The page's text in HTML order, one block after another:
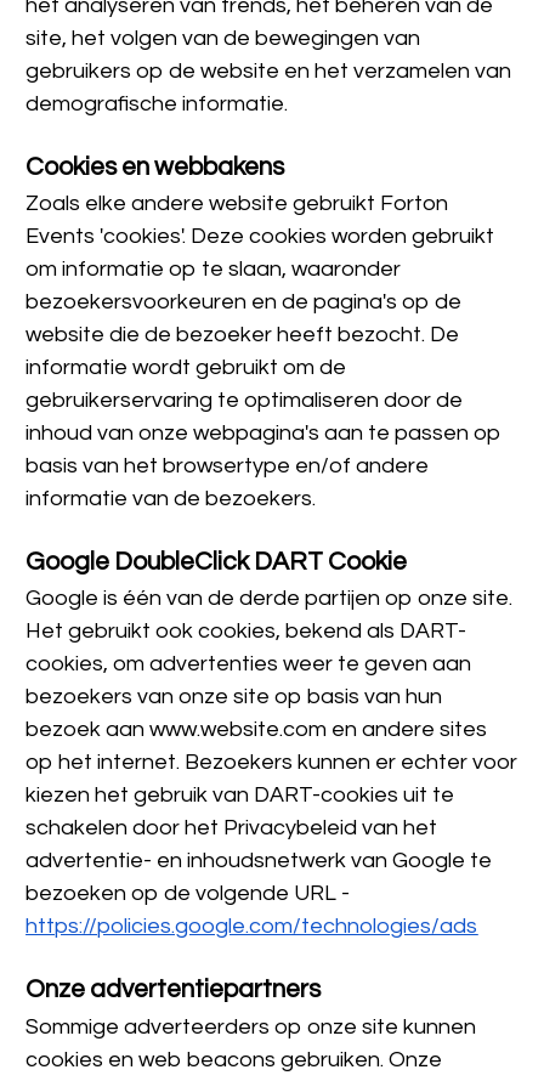
het analyseren van trends, het beheren van de
site, het volgen van de bewegingen van
gebruikers op de website en het verzamelen van
demografische informatie.
Cookies en webbakens
Zoals elke andere website gebruikt Forton
Events 'cookies'. Deze cookies worden gebruikt
om informatie op te slaan, waaronder
bezoekersvoorkeuren en de pagina's op de
website die de bezoeker heeft bezocht. De
informatie wordt gebruikt om de
gebruikerservaring te optimaliseren door de
inhoud van onze webpagina's aan te passen op
basis van het browsertype en/of andere
informatie van de bezoekers.
Google DoubleClick DART Cookie
Google is één van de derde partijen op onze site.
Het gebruikt ook cookies, bekend als DART-
cookies, om advertenties weer te geven aan
bezoekers van onze site op basis van hun
bezoek aan www.website.com en andere sites
op het internet. Bezoekers kunnen er echter voor
kiezen het gebruik van DART-cookies uit te
schakelen door het Privacybeleid van het
advertentie- en inhoudsnetwerk van Google te
https://policies.google.com/technologies/ads
Onze advertentiepartners
Sommige adverteerders op onze site kunnen
cookies en web beacons gebruiken. Onze